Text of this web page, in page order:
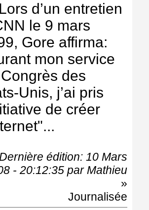
d’un entretien
le 9 mars
Gore affirma:
mon service
des
Unis, j’ai pris
de créer
Dernière édition: 10 Mars
- 20:12:35 par Mathieu
»
Journalisée